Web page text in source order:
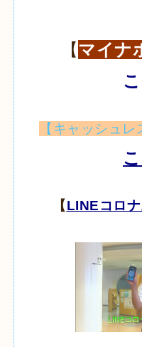
【マイナ
【キャッシュ
【LINEコロ